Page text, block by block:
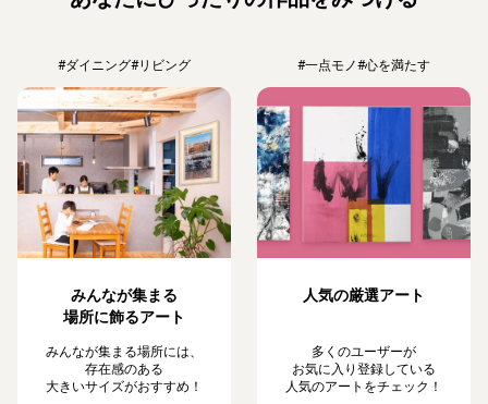
#ダイニング#リビング
みんなが集まる
場所に飾るアート
みんなが集まる場所には、
存在感のある
大きいサイズがおすすめ！
#一点モノ#心を満たす
人気の厳選アート
多くのユーザーが
お気に入り登録している
人気のアートをチェック！